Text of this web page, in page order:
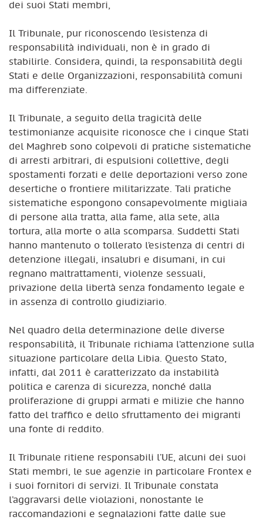
dei suoi Stati membri,
Il Tribunale, pur riconoscendo l’esistenza di
responsabilità individuali, non è in grado di
stabilirle. Considera, quindi, la responsabilità degli
Stati e delle Organizzazioni, responsabilità comuni
ma differenziate.
Il Tribunale, a seguito della tragicità delle
testimonianze acquisite riconosce che i cinque Stati
del Maghreb sono colpevoli di pratiche sistematiche
di arresti arbitrari, di espulsioni collettive, degli
spostamenti forzati e delle deportazioni verso zone
desertiche o frontiere militarizzate. Tali pratiche
sistematiche espongono consapevolmente migliaia
di persone alla tratta, alla fame, alla sete, alla
tortura, alla morte o alla scomparsa. Suddetti Stati
hanno mantenuto o tollerato l’esistenza di centri di
detenzione illegali, insalubri e disumani, in cui
regnano maltrattamenti, violenze sessuali,
privazione della libertà senza fondamento legale e
in assenza di controllo giudiziario.
Nel quadro della determinazione delle diverse
responsabilità, il Tribunale richiama l’attenzione sulla
situazione particolare della Libia. Questo Stato,
infatti, dal 2011 è caratterizzato da instabilità
politica e carenza di sicurezza, nonché dalla
proliferazione di gruppi armati e milizie che hanno
fatto del traffico e dello sfruttamento dei migranti
una fonte di reddito.
Il Tribunale ritiene responsabili l’UE, alcuni dei suoi
Stati membri, le sue agenzie in particolare Frontex e
i suoi fornitori di servizi. Il Tribunale constata
l’aggravarsi delle violazioni, nonostante le
raccomandazioni e segnalazioni fatte dalle sue